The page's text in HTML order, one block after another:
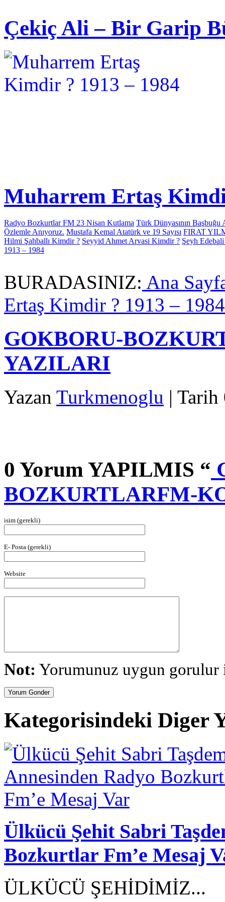
Çekiç Ali – Bir Garip
Muharrem Ertaş
Radyo Bozkurtlar FM 23 Nisan Kutlama Türk Dünyasının
Özlemle Anıyoruz. Mustafa Kemal Atatürk ve 19 Sayısı FIRAT
Hilmi Şahballı Kimdir ? Seyyid Ahmet Arvasi Kimdir ? Şeyh
1913 – 1984
BURADASINIZ: Ana
Ertaş Kimdir ? 1913 – 1984
GOKBORU-
YAZILARI
Yazan Turkmenoglu |
0 Yorum YAPILMIS “
BOZKURTLARFM-
isim (gerekli)
E- Posta (gerekli)
Website
Not: Yorumunuz uygun
Kategorisindeki Diger
Ülkücü Şehit Sabri
Bozkurtlar Fm’e Mesaj
ÜLKÜCÜ ŞEHİDİMİZ...